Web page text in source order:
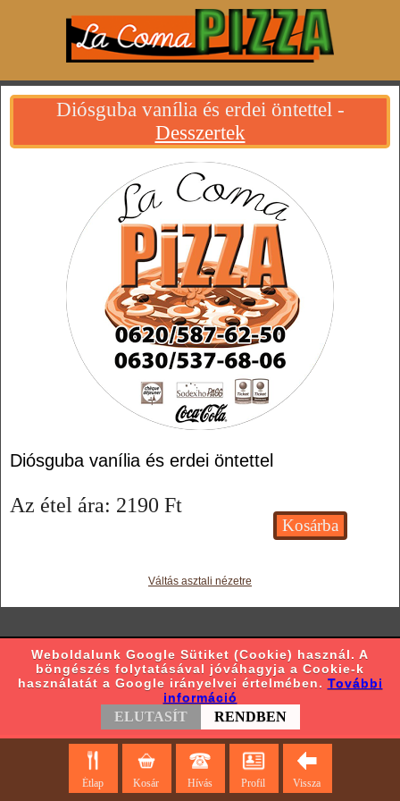
Diósguba vanília és erdei öntettel -
Desszertek
Diósguba vanília és erdei öntettel
Az étel ára: 2190 Ft
Váltás asztali nézetre
Étlap Kosár Hívás Profil Vissza
Weboldalunk Google Sütiket (Cookie) használ. A
böngészés folytatásával jóváhagyja a Cookie-k
használatát a Google irányelvei értelmében. További
információ
ELUTASÍT RENDBEN